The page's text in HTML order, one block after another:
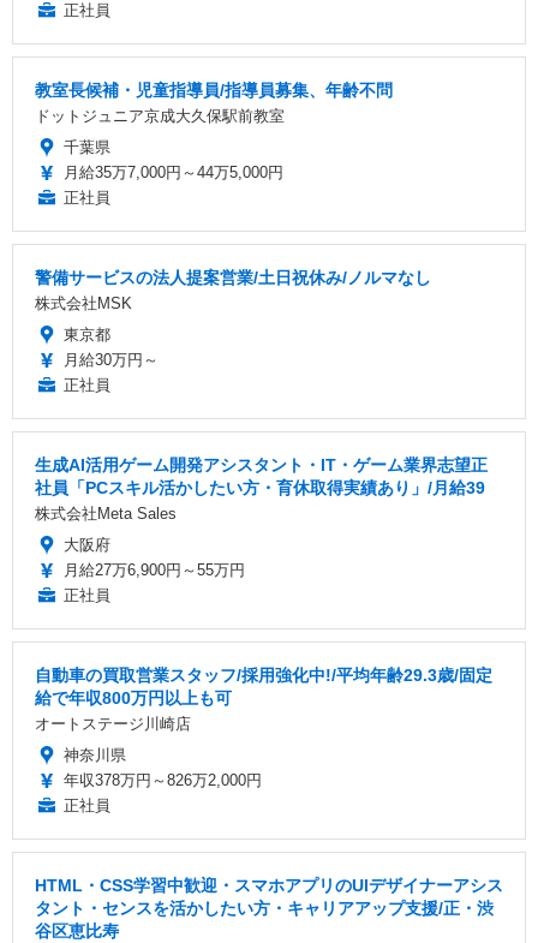
正社員
教室長候補・児童指導員/指導員募集、年齢不問
ドットジュニア京成大久保駅前教室
千葉県
月給35万7,000円～44万5,000円
正社員
警備サービスの法人提案営業/土日祝休み/ノルマなし
株式会社MSK
東京都
月給30万円～
正社員
生成AI活用ゲーム開発アシスタント・IT・ゲーム業界志望正
社員「PCスキル活かしたい方・育休取得実績あり」/月給39
株式会社Meta Sales
大阪府
月給27万6,900円～55万円
正社員
自動車の買取営業スタッフ/採用強化中!/平均年齢29.3歳/固定
給で年収800万円以上も可
オートステージ川崎店
神奈川県
年収378万円～826万2,000円
正社員
HTML・CSS学習中歓迎・スマホアプリのUIデザイナーアシス
タント・センスを活かしたい方・キャリアアップ支援/正・渋
谷区恵比寿